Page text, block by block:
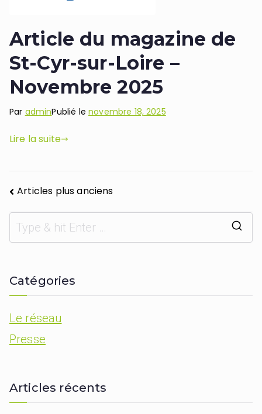
Article du magazine de
St-Cyr-sur-Loire –
Novembre 2025
Par adminPublié lenovembre 18, 2025
Lire la suite
Articles plus anciens
Catégories
Le réseau
Presse
Articles récents